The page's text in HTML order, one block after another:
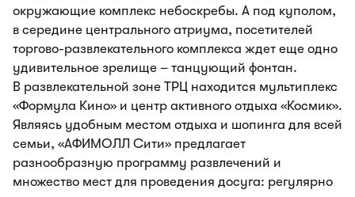
окружающие комплекс небоскребы. А под куполом,
в середине центрального атриума, посетителей
торгово-развлекательного комплекса ждет еще одно
удивительное зрелище – танцующий фонтан.
В развлекательной зоне ТРЦ находится мультиплекс
«Формула Кино» и центр активного отдыха «Космик».
Являясь удобным местом отдыха и шопинга для всей
семьи, «АФИМОЛЛ Сити» предлагает
разнообразную программу развлечений и
множество мест для проведения досуга: регулярно